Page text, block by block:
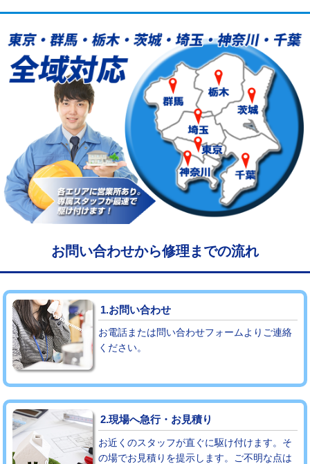
業)
給水管工事※（塩ビ管（VP・HI）使
用/3ｍまで)
33,000円
給水管工事※（塩ビ管（VP・HI）使
用（追加）/3ｍ超え)
+8,800円
給水管工事※（ライニング鋼管・銅
管・ポリ管・HT管使用/3ｍまで)
44,000円
給水管工事※（ライニング鋼管・銅
管・ポリ管・HT管使用/3ｍ超え)
+8,800円
マス交換（土の掘削・埋め戻し作業） 11,000円~
マス交換（深さ50㎝未満） 55,000円
マス交換（深さ50㎝以上） 66,000円
コンクリート斫り（厚さ10㎝まで）
コンクリート斫り（厚さ10㎝超え） 38,500円
モルタル補修（厚さ10㎝まで）
モルタル補修（厚さ10㎝超え） 38,500円
追加人工 16,500円
廃棄・処分 現場見積
お問い合わせから修理までの流れ
1.お問い合わせ
お電話または問い合わせフォームよりご連絡
ください。
2.現場へ急行・お見積り
お近くのスタッフが直ぐに駆け付けます。そ
の場でお見積りを提示します。ご不明な点は